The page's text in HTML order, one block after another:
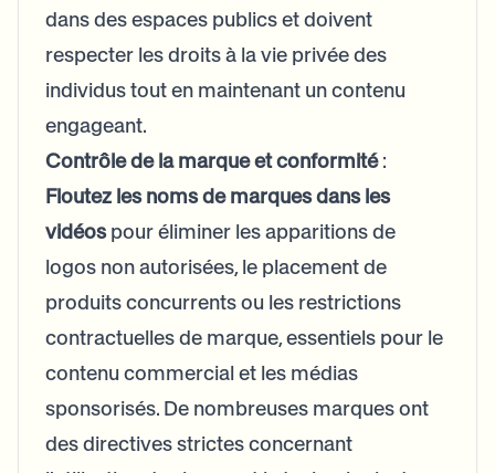
dans des espaces publics et doivent
respecter les droits à la vie privée des
individus tout en maintenant un contenu
engageant.
Contrôle de la marque et conformité:
Floutez les noms de marques dans les
vidéospour éliminer les apparitions de
logos non autorisées, le placement de
produits concurrents ou les restrictions
contractuelles de marque, essentiels pour le
contenu commercial et les médias
sponsorisés. De nombreuses marques ont
des directives strictes concernant